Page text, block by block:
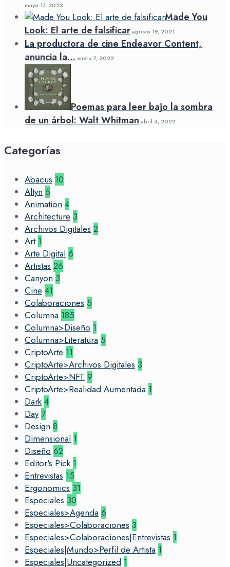
mayo 17, 2023
Made You
Look: El arte de falsificaragosto 19, 2021
La productora de cine Endeavor Content,
anuncia la… enero 7, 2022
Poemas para leer bajo la sombra
de un árbol: Walt Whitman abril 4, 2022
Categorías
Abacus 10
Altyn 5
Animation 4
Architecture 3
Archivos Digitales 2
Art 1
Arte Digital 6
Artistas 26
Canyon 3
Cine 41
Colaboraciones 5
Columna 185
Columna>Diseño 1
Columna>Literatura 5
CriptoArte 11
CriptoArte>Archivos Digitales 3
CriptoArte>NFT 9
CriptoArte>Realidad Aumentada 1
Dark 4
Day 7
Design 8
Dimensional 1
Diseño 62
Editor's Pick 1
Entrevistas 15
Ergonomics 31
Especiales 30
Especiales>Agenda 6
Especiales>Colaboraciones 3
Especiales>Colaboraciones|Entrevistas 1
Especiales|Mundo>Perfil de Artista 1
Especiales|Uncategorized 1